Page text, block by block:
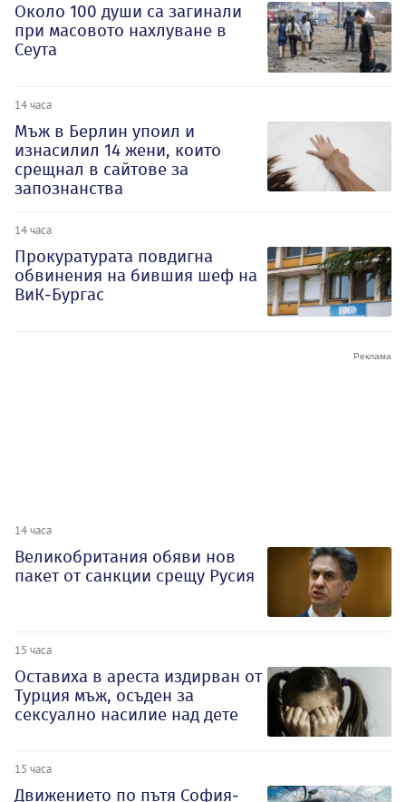
Около 100 души са загинали
при масовото нахлуване в
Сеута
14 часа
Мъж в Берлин упоил и
изнасилил 14 жени, които
срещнал в сайтове за
запознанства
14 часа
Прокуратурата повдигна
обвинения на бившия шеф на
ВиК-Бургас
14 часа
Великобритания обяви нов
пакет от санкции срещу Русия
15 часа
Оставиха в ареста издирван от
Турция мъж, осъден за
сексуално насилие над дете
15 часа
Движението по пътя София-